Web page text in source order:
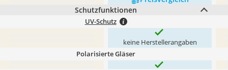
Schutzfunktionen
UV-Schutz
keine Herstellerangaben
Polarisierte Gläser